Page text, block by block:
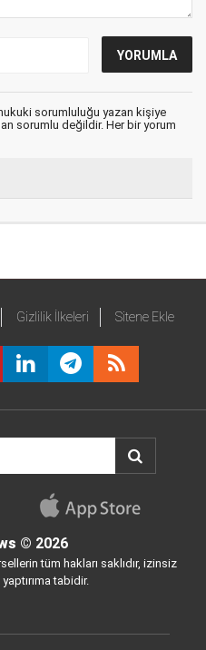
sorumluluğu yazan kişiye
sorumlu değildir. Her bir yorum
Gizlilik İlkeleri Sitene Ekle
© 2026
tüm hakları saklıdır, izinsiz
tabidir.